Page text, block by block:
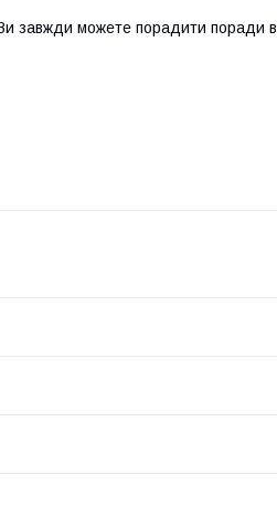
Ви завжди можете порадити поради в